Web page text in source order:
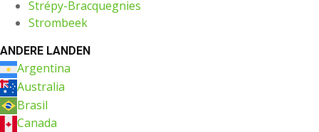
Strépy-Bracquegnies
Strombeek
ANDERE LANDEN
Argentina
Australia
Brasil
Canada